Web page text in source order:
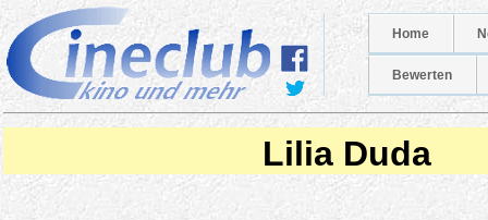
Home
Bewerten
Lilia Duda